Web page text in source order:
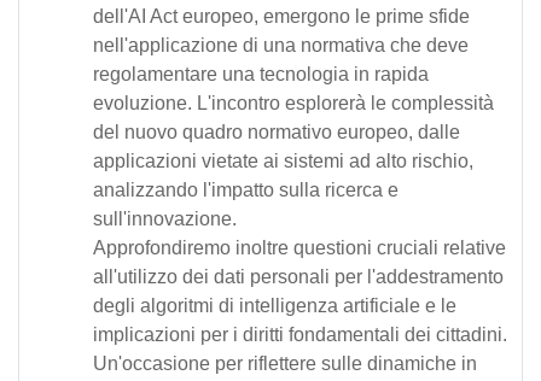
dell'AI Act europeo, emergono le prime sfide
nell'applicazione di una normativa che deve
regolamentare una tecnologia in rapida
evoluzione. L'incontro esplorerà le complessità
del nuovo quadro normativo europeo, dalle
applicazioni vietate ai sistemi ad alto rischio,
analizzando l'impatto sulla ricerca e
sull'innovazione.
Approfondiremo inoltre questioni cruciali relative
all'utilizzo dei dati personali per l'addestramento
degli algoritmi di intelligenza artificiale e le
implicazioni per i diritti fondamentali dei cittadini.
Un'occasione per riflettere sulle dinamiche in